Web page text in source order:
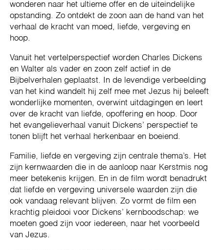
wonderen naar het ultieme offer en de uiteindelijke
opstanding. Zo ontdekt de zoon aan de hand van het
verhaal de kracht van moed, liefde, vergeving en
hoop.
Vanuit het vertelperspectief worden Charles Dickens
en Walter als vader en zoon zelf actief in de
Bijbelverhalen geplaatst. In de levendige verbeelding
van het kind wandelt hij zelf mee met Jezus hij beleeft
wonderlijke momenten, overwint uitdagingen en leert
over de kracht van liefde, opoffering en hoop. Door
het evangelieverhaal vanuit Dickens’ perspectief te
tonen blijft het verhaal herkenbaar en boeiend.
Familie, liefde en vergeving zijn centrale thema’s. Het
zijn kernwaarden die in de aanloop naar Kerstmis nog
meer betekenis krijgen. En in de film wordt benadrukt
dat liefde en vergeving universele waarden zijn die
ook vandaag relevant blijven. Zo vormt de film een
krachtig pleidooi voor Dickens’ kernboodschap: we
moeten goed zijn voor iedereen, naar het voorbeeld
van Jezus.